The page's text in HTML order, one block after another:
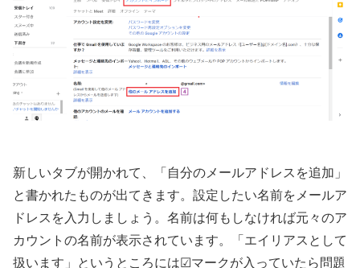
新しいタブが開かれて、「自分のメールアドレスを追加」
と書かれたものが出てきます。設定したい名前をメールア
ドレスを入力しましょう。名前は何もしなければ元々のア
カウントの名前が表示されています。「エイリアスとして
扱います」というところには☑マークが入っていたら問題